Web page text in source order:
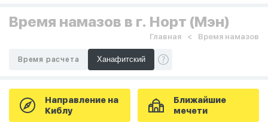
Время намазов в г. Норт (Мэн)
Главная Время намазов
Время расчета
Направление на
Киблу
Ближайшие
мечети